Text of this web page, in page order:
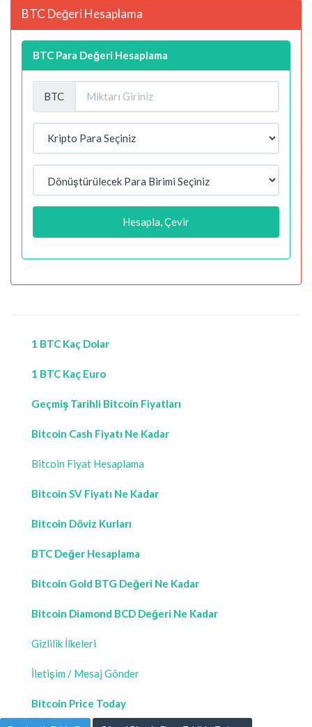
BTC Değeri Hesaplama
BTC Para Değeri Hesaplama
BTC
Hesapla, Çevir
1 BTC Kaç Dolar
1 BTC Kaç Euro
Geçmiş Tarihli Bitcoin Fiyatları
Bitcoin Cash Fiyatı Ne Kadar
Bitcoin Fiyat Hesaplama
Bitcoin SV Fiyatı Ne Kadar
Bitcoin Döviz Kurları
BTC Değer Hesaplama
Bitcoin Gold BTG Değeri Ne Kadar
Bitcoin Diamond BCD Değeri Ne Kadar
Gizlilik İlkeleri
İletişim / Mesaj Gönder
Bitcoin Price Today